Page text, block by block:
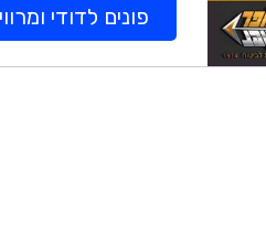
פונים לדודי